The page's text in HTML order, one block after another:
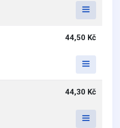
44,50 Kč
44,30 Kč